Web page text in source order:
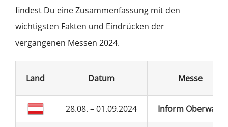
findest Du eine Zusammenfassung mit den
wichtigsten Fakten und Eindrücken der
vergangenen Messen 2024.
Land Datum Messe
28.08. – 01.09.2024 Inform Oberwart